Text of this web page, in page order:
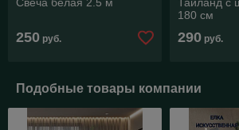
Свеча белая 2.5 м
250 руб.
Тайланд с
180 см
290руб.
Подобные товары компании